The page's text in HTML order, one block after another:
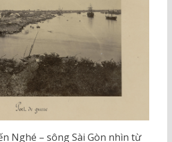
Nghé – sông Sài Gòn nhìn từ